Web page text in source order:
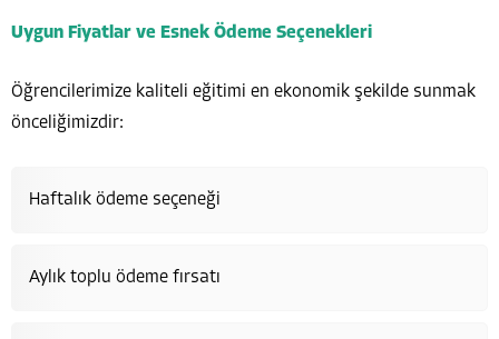
Uygun Fiyatlar ve Esnek Ödeme Seçenekleri
Öğrencilerimize kaliteli eğitimi en ekonomik şekilde sunmak
önceliğimizdir:
Haftalık ödeme seçeneği
Aylık toplu ödeme fırsatı